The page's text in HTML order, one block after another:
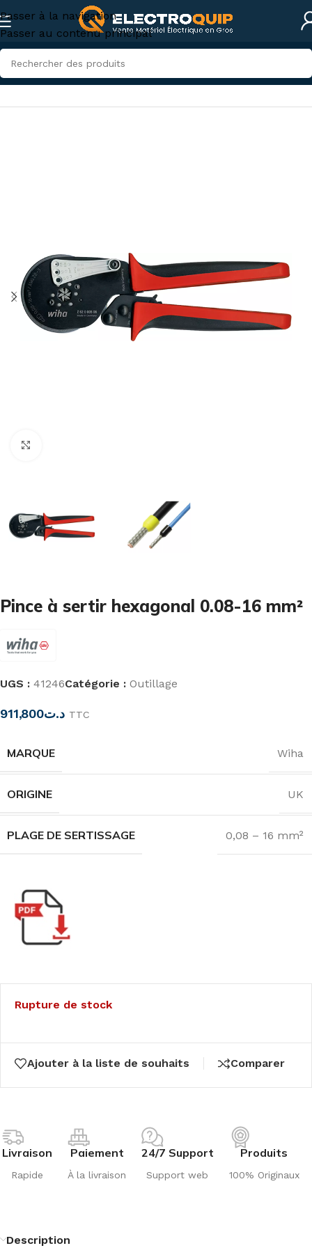
Passer à la navigation
Passer au contenu principal
Accueil/Accessoires et outillage/Outillage
Pince à sertir hexagonal 0.08-16 mm²
UGS : 41246Catégorie : Outillage
د.ت911,800 TTC
MARQUE Wiha
ORIGINE UK
PLAGE DE SERTISSAGE 0,08 – 16 mm²
Rupture de stock
Ajouter à la liste de souhaits Comparer
Livraison
Rapide
Paiement
À la livraison
24/7 Support
Support web
Produits
100% Originaux
Description